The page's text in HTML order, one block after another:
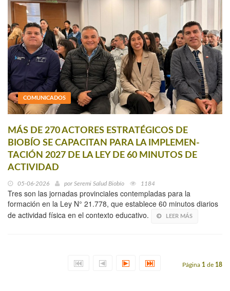
COMUNICADOS
MÁS DE 270 ACTORES ESTRATÉGICOS DE
BIOBÍO SE CAPACITAN PARA LA IMPLEMEN-
TACIÓN 2027 DE LA LEY DE 60 MINUTOS DE
ACTIVIDAD
05-06-2026 por Seremi Salud Biobío 1184
Tres son las jornadas provinciales contempladas para la
formación en la Ley N° 21.778, que establece 60 minutos diarios
de actividad física en el contexto educativo.
LEER MÁS
Página 1 de 18